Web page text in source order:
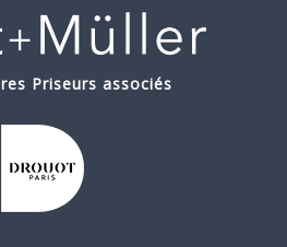
Priseurs associés